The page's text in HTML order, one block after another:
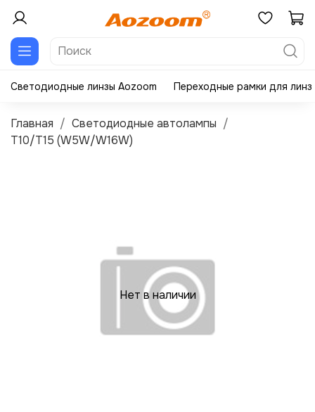
Светодиодные линзы Aozoom Переходные рамки для линз
Главная
Светодиодные автолампы
T10/T15 (W5W/W16W)
Нет в наличии